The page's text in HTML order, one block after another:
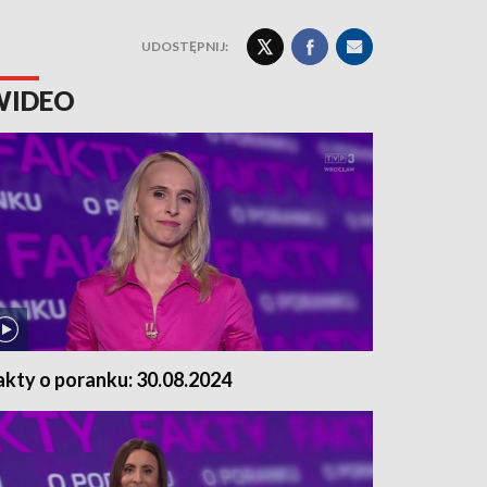
UDOSTĘPNIJ:
o poranku: 30.08.2024